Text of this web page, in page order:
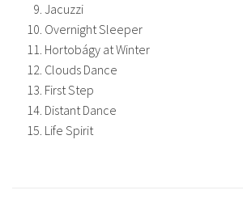
Jacuzzi
Overnight Sleeper
Hortobágy at Winter
Clouds Dance
First Step
Distant Dance
Life Spirit